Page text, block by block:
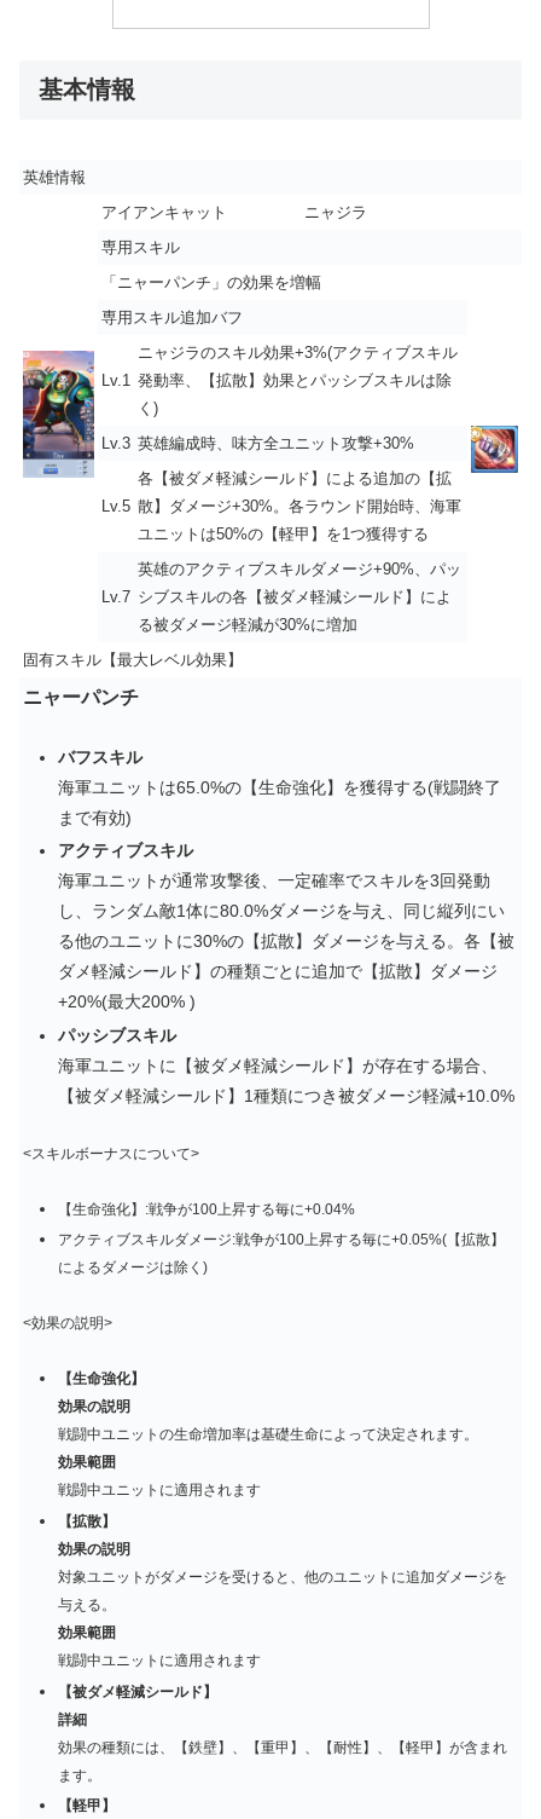
基本情報
英雄情報
アイアンキャット
ニャジラ
専用スキル
「 ニャーパンチ 」の効果を増幅
専用スキル追加バフ
Lv.1
ニャジラのスキル効果+3%(アクティブスキル
発動率、【拡散】効果とパッシブスキルは除
く)
Lv.3 英雄編成時、味方全ユニット攻撃+30%
Lv.5
各【被ダメ軽減シールド】による追加の【拡
散】ダメージ+30%。各ラウンド開始時、海軍
ユニットは50%の【軽甲】を1つ獲得する
Lv.7
英雄のアクティブスキルダメージ+90%、パッ
シブスキルの各【被ダメ軽減シールド】によ
る被ダメージ軽減が30%に増加
固有スキル【最大レベル効果】
ニャーパンチ
バフスキル
海軍ユニットは65.0%の【生命強化】を獲得する(戦闘終了
まで有効)
アクティブスキル
海軍ユニットが通常攻撃後、一定確率でスキルを3回発動
し、ランダム敵1体に80.0%ダメージを与え、同じ縦列にい
る他のユニットに30%の【拡散】ダメージを与える。各【被
ダメ軽減シールド】の種類ごとに追加で【拡散】ダメージ
+20%(最大200% )
パッシブスキル
海軍ユニットに【被ダメ軽減シールド】が存在する場合、
【被ダメ軽減シールド】1種類につき被ダメージ軽減+10.0%
<スキルボーナスについて>
【生命強化】:戦争が100上昇する毎に+0.04%
アクティブスキルダメージ:戦争が100上昇する毎に+0.05%(【拡散】
によるダメージは除く)
<効果の説明>
【生命強化】
効果の説明
戦闘中ユニットの生命増加率は基礎生命によって決定されます。
効果範囲
戦闘中ユニットに適用されます
【拡散】
効果の説明
対象ユニットがダメージを受けると、他のユニットに追加ダメージを
与える。
効果範囲
戦闘中ユニットに適用されます
【被ダメ軽減シールド】
詳細
効果の種類には、【鉄壁】、【重甲】、【耐性】、【軽甲】が含まれ
ます。
【軽甲】